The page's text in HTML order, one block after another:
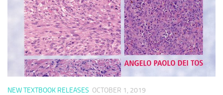
NEW TEXTBOOK RELEASES OCTOBER 1, 2019